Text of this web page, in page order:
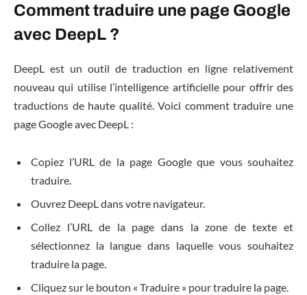
Comment traduire une page Google
avec DeepL ?
DeepL est un outil de traduction en ligne relativement
nouveau qui utilise l’intelligence artificielle pour offrir des
traductions de haute qualité. Voici comment traduire une
page Google avec DeepL :
Copiez l’URL de la page Google que vous souhaitez
traduire.
Ouvrez DeepL dans votre navigateur.
Collez l’URL de la page dans la zone de texte et
sélectionnez la langue dans laquelle vous souhaitez
traduire la page.
Cliquez sur le bouton « Traduire » pour traduire la page.